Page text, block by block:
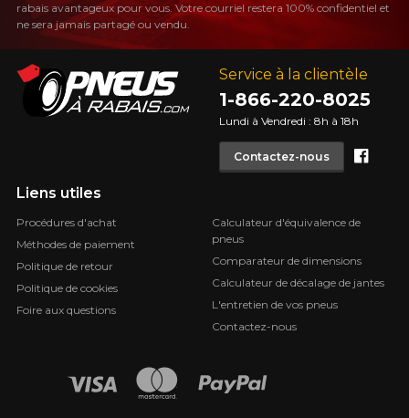
Service à la clientèle
1-866-220-8025
Lundi à Vendredi : 8h à 18h
Contactez-nous
Liens utiles
Procédures d'achat
Méthodes de paiement
Politique de retour
Politique de cookies
Foire aux questions
Calculateur d'équivalence de
pneus
Comparateur de dimensions
Calculateur de décalage de jantes
L'entretien de vos pneus
Contactez-nous
rabais avantageux pour vous. Votre courriel restera 100% confidentiel et
ne sera jamais partagé ou vendu.